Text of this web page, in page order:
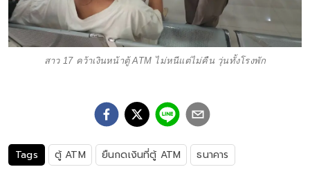
สาว 17 คว้าเงินหน้าตู้ ATM ไม่หนีแต่ไม่คืน วุ่นทั้งโรงพัก
Tags ตู้ ATM ยืนกดเงินที่ตู้ ATM ธนาคาร